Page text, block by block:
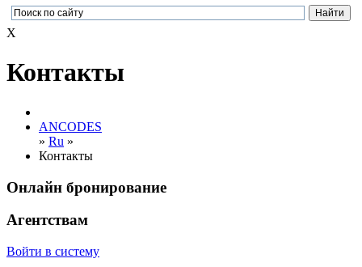
X
Контакты
ANCODES
» Ru »
Контакты
Онлайн бронирование
Агентствам
Войти в систему